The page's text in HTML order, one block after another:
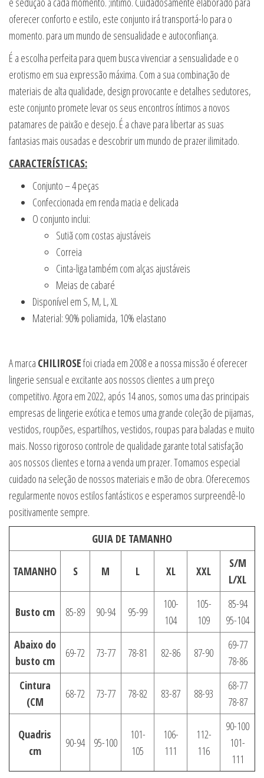
oferecer conforto e estilo, este conjunto irá transportá-lo para o
momento. para um mundo de sensualidade e autoconfiança.
É a escolha perfeita para quem busca vivenciar a sensualidade e o
erotismo em sua expressão máxima. Com a sua combinação de
materiais de alta qualidade, design provocante e detalhes sedutores,
este conjunto promete levar os seus encontros íntimos a novos
patamares de paixão e desejo. É a chave para libertar as suas
fantasias mais ousadas e descobrir um mundo de prazer ilimitado.
CARACTERÍSTICAS:
Conjunto – 4 peças
Confeccionada em renda macia e delicada
O conjunto inclui:
Sutiã com costas ajustáveis
Correia
Cinta-liga também com alças ajustáveis
Meias de cabaré
Disponível em S, M, L, XL
Material: 90% poliamida, 10% elastano
A marca CHILIROSEfoi criada em 2008 e a nossa missão é oferecer
lingerie sensual e excitante aos nossos clientes a um preço
competitivo. Agora em 2022, após 14 anos, somos uma das principais
empresas de lingerie exótica e temos uma grande coleção de pijamas,
vestidos, roupões, espartilhos, vestidos, roupas para baladas e muito
mais. Nosso rigoroso controle de qualidade garante total satisfação
aos nossos clientes e torna a venda um prazer. Tomamos especial
cuidado na seleção de nossos materiais e mão de obra. Oferecemos
regularmente novos estilos fantásticos e esperamos surpreendê-lo
positivamente sempre.
GUIA DE TAMANHO
TAMANHO S M L XL XXL
S/M
L/XL
Busto cm 85-89 90-94 95-99
100-
104
105-
109
85-94
95-104
Abaixo do
busto cm
69-72 73-77 78-81 82-86 87-90
69-77
78-86
Cintura
(CM
68-72 73-77 78-82 83-87 88-93
68-77
78-87
Quadris
cm
90-94 95-100
101-
105
106-
111
112-
116
90-100
101-
111